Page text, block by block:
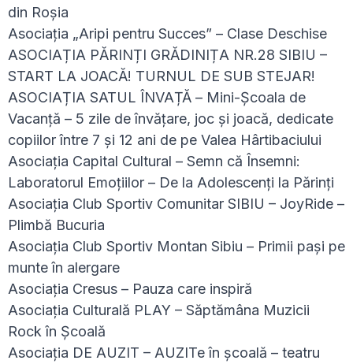
din Roșia
Asociația „Aripi pentru Succes” – Clase Deschise
ASOCIAȚIA PĂRINȚI GRĂDINIȚA NR.28 SIBIU –
START LA JOACĂ! TURNUL DE SUB STEJAR!
ASOCIAȚIA SATUL ÎNVAȚĂ – Mini-Școala de
Vacanță – 5 zile de învățare, joc și joacă, dedicate
copiilor între 7 și 12 ani de pe Valea Hârtibaciului
Asociația Capital Cultural – Semn că Însemni:
Laboratorul Emoțiilor – De la Adolescenți la Părinți
Asociația Club Sportiv Comunitar SIBIU – JoyRide –
Plimbă Bucuria
Asociația Club Sportiv Montan Sibiu – Primii pași pe
munte în alergare
Asociația Cresus – Pauza care inspiră
Asociația Culturală PLAY – Săptămâna Muzicii
Rock în Școală
Asociația DE AUZIT – AUZITe în școală – teatru